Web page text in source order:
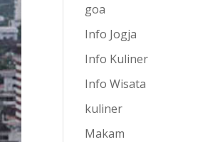
goa
Info Jogja
Info Kuliner
Info Wisata
kuliner
Makam